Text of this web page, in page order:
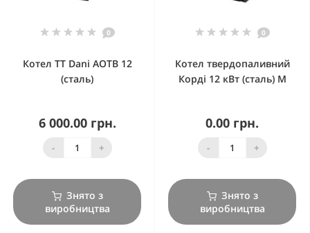
0
Котел ТТ Dani АОТВ 12
(сталь)
6 000.00 грн.
- +
Знято з
виробництва
0
Котел твердопаливний
Корді 12 кВт (сталь) М
0.00 грн.
- +
Знято з
виробництва